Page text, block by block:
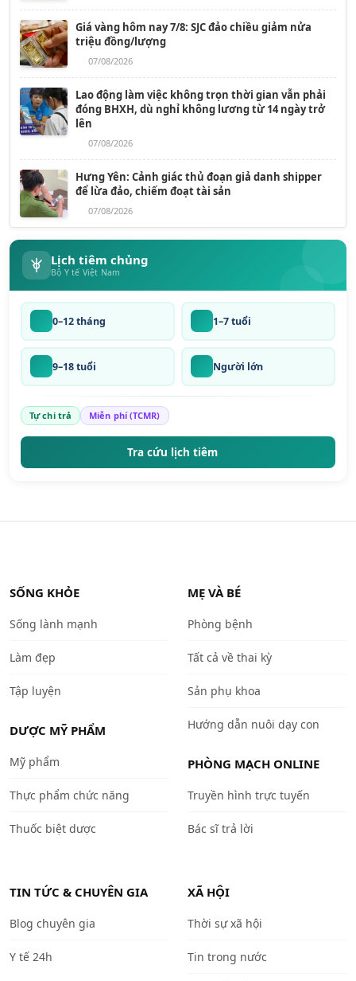
Giá vàng hôm nay 7/8: SJC đảo chiều giảm nửa
triệu đồng/lượng
07/08/2026
Lao động làm việc không trọn thời gian vẫn phải
đóng BHXH, dù nghỉ không lương từ 14 ngày trở
lên
07/08/2026
Hưng Yên: Cảnh giác thủ đoạn giả danh shipper
để lừa đảo, chiếm đoạt tài sản
07/08/2026
Lịch tiêm chủng
Bộ Y tế Việt Nam
0–12 tháng 1–7 tuổi
9–18 tuổi Người lớn
Tự chi trả Miễn phí (TCMR)
Tra cứu lịch tiêm
SỐNG KHỎE
Sống lành mạnh
Làm đẹp
Tập luyện
DƯỢC MỸ PHẨM
Mỹ phẩm
Thực phẩm chức năng
Thuốc biệt dược
MẸ VÀ BÉ
Phòng bệnh
Tất cả về thai kỳ
Sản phụ khoa
Hướng dẫn nuôi dạy con
PHÒNG MẠCH ONLINE
Truyền hình trực tuyến
Bác sĩ trả lời
TIN TỨC & CHUYÊN GIA
Blog chuyên gia
Y tế 24h
XÃ HỘI
Thời sự xã hội
Tin trong nước